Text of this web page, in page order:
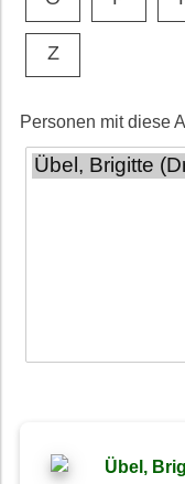
Z
Personen mit diese
Übel,